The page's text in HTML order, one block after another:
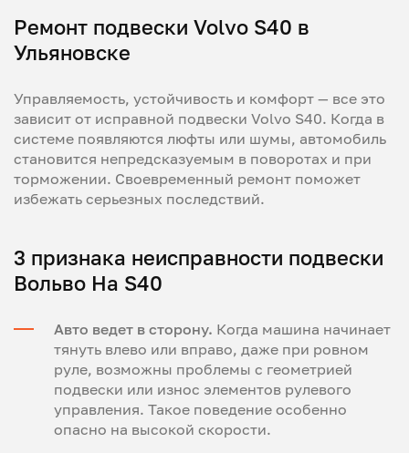
Ремонт подвески Volvo S40 в
Ульяновске
Управляемость, устойчивость и комфорт — все это
зависит от исправной подвески Volvo S40. Когда в
системе появляются люфты или шумы, автомобиль
становится непредсказуемым в поворотах и при
торможении. Своевременный ремонт поможет
избежать серьезных последствий.
3 признака неисправности подвески
Вольво На S40
Авто ведет в сторону. Когда машина начинает
тянуть влево или вправо, даже при ровном
руле, возможны проблемы с геометрией
подвески или износ элементов рулевого
управления. Такое поведение особенно
опасно на высокой скорости.